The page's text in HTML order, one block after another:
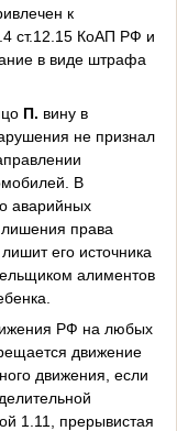
к
ст.12.15 КоАП РФ и
в виде штрафа
П. вину в
не признал
В
аварийных
права
его источника
алиментов
РФ на любых
движение
движения, если
1.11, прерывистая